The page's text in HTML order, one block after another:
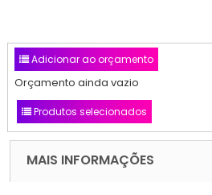
Adicionar ao orçamento
Orçamento ainda vazio
Produtos selecionados
MAIS INFORMAÇÕES